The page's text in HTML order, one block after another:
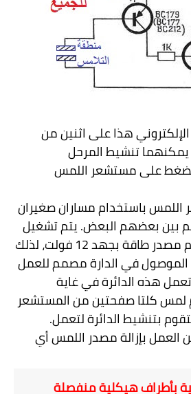
هذا على اثنين من
يمكنهما تنشيط المرحل
على مستشعر اللمس
باستخدام مساران صغيران
بمسافة 2 مم بين بعضهم البعض. يتم تشغيل
هذه الدائرة باستخدام مصدر طاقة بجهد 12 فولت، لذلك
في الدارة مصمم للعمل
تعمل هذه الدائرة في غاية
لمس كلتا صفحتين من المستشعر
بتنشيط الدائرة لتعمل.
العمل بإزالة مصدر اللمس أي
بأطراف هيكلية منفصلة